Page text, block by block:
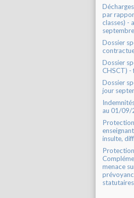
par
classes) -
Dossier
Dossier
CHSCT) -
Dossier
jour
au 01/09/
insulte,
menace